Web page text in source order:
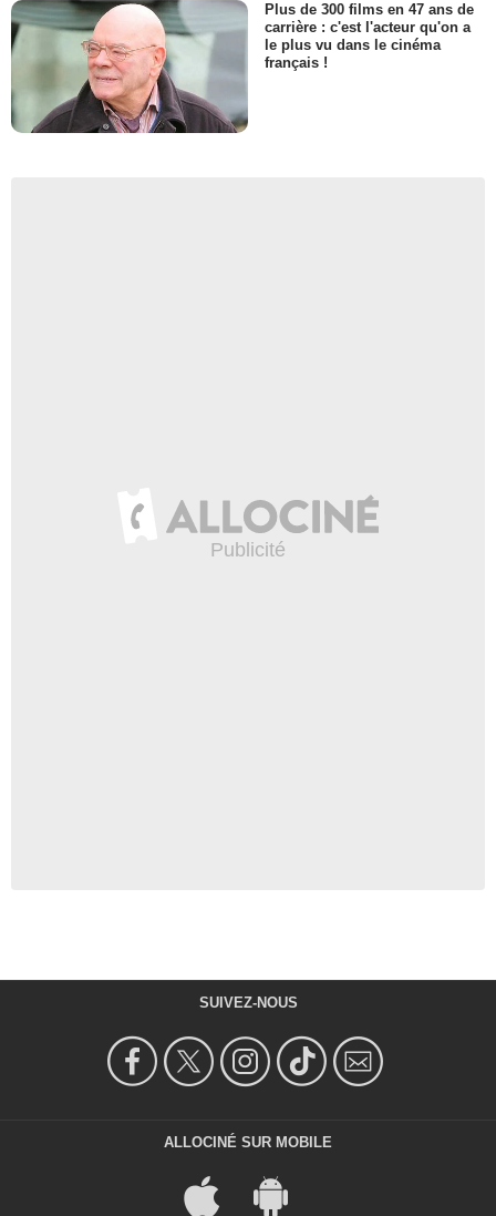
Plus de 300 films en 47 ans de
carrière : c'est l'acteur qu'on a
le plus vu dans le cinéma
français !
SUIVEZ-NOUS
ALLOCINÉ SUR MOBILE